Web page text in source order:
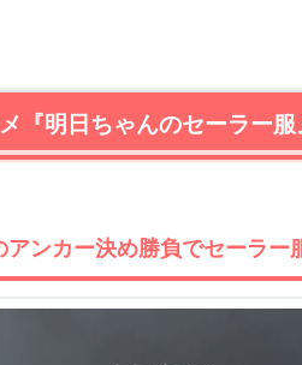
『明日ちゃんのセーラー
ンカー決め勝負でセーラー